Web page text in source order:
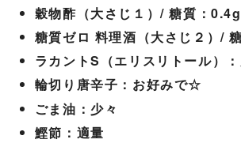
穀物酢（大さじ１）/ 糖質：0.4g
糖質ゼロ 料理酒（大さじ２）/
ラカントS（エリスリトール）
輪切り唐辛子：お好みで☆
ごま油：少々
鰹節：適量